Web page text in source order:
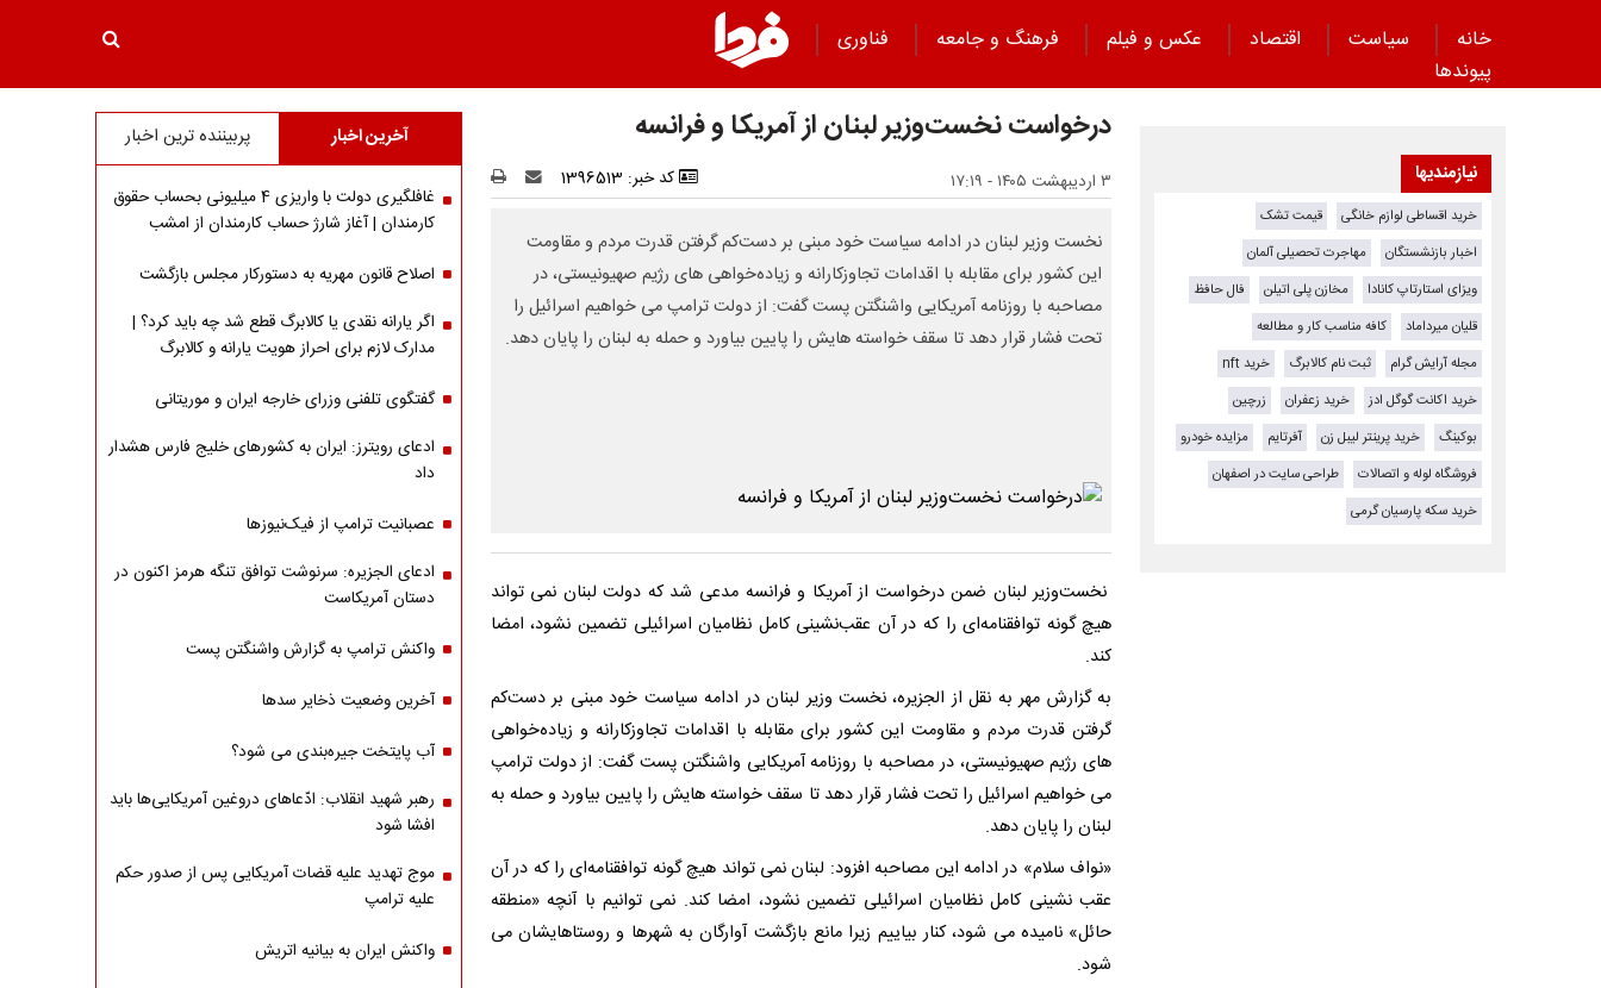
خانه سیاست اقتصاد عکس و فیلم فرهنگ و جامعه
فناوری
پیوند‌ها
درخواست نخست‌وزیر لبنان از آمریکا و فرانسه
۳ اردیبهشت ۱۴۰۵ - ۱۷:۱۹ کد خبر: 1396513
نخست وزیر لبنان در ادامه سیاست خود مبنی بر دست‌کم گرفتن قدرت مردم و مقاومت
این کشور برای مقابله با اقدامات تجاوزکارانه و زیاده‌خواهی های رژیم صهیونیستی، در
مصاحبه با روزنامه آمریکایی واشنگتن پست گفت: از دولت ترامپ می خواهیم اسرائیل را
تحت فشار قرار دهد تا سقف خواسته هایش را پایین بیاورد و حمله به لبنان را پایان دهد.
نخست‌وزیر لبنان ضمن درخواست از آمریکا و فرانسه مدعی شد که دولت لبنان نمی تواند
هیچ گونه توافقنامه‌ای را که در آن عقب‌نشینی کامل نظامیان اسرائیلی تضمین نشود، امضا
کند.
به گزارش مهر به نقل از الجزیره، نخست وزیر لبنان در ادامه سیاست خود مبنی بر دست‌کم
گرفتن قدرت مردم و مقاومت این کشور برای مقابله با اقدامات تجاوزکارانه و زیاده‌خواهی
های رژیم صهیونیستی، در مصاحبه با روزنامه آمریکایی واشنگتن پست گفت: از دولت ترامپ
می خواهیم اسرائیل را تحت فشار قرار دهد تا سقف خواسته هایش را پایین بیاورد و حمله به
لبنان را پایان دهد.
«نواف سلام» در ادامه این مصاحبه افزود: لبنان نمی تواند هیچ گونه توافقنامه‌ای را که در آن
عقب نشینی کامل نظامیان اسرائیلی تضمین نشود، امضا کند. نمی توانیم با آنچه «منطقه
حائل» نامیده می شود، کنار بیاییم زیرا مانع بازگشت آوارگان به شهرها و روستاهایشان می
شود.
نیازمندیها
خرید اقساطی لوازم خانگی
قیمت تشک
اخبار بازنشستگان
مهاجرت تحصیلی آلمان
ویزای استارتاپ کانادا
مخازن پلی اتیلن
فال حافظ
قلیان میرداماد
کافه مناسب کار و مطالعه
مجله آرایش گرام
ثبت نام کالابرگ
خرید nft
خرید اکانت گوگل ادز
خرید زعفران
زرچین
بوکینگ
خرید پرینتر لیبل زن آفرتایم
مزایده خودرو
فروشگاه لوله و اتصالات
طراحی سایت در اصفهان
خرید سکه پارسیان گرمی
آخرین اخبار پربیننده ترین اخبار
غافلگیری دولت با واریزی 4 میلیونی بحساب حقوق
کارمندان | آغاز شارژ حساب کارمندان از امشب
اصلاح قانون مهریه به دستورکار مجلس بازگشت
اگر یارانه نقدی یا کالابرگ قطع شد چه باید کرد؟ |
مدارک لازم برای احراز هویت یارانه و کالابرگ
گفتگوی تلفنی وزرای خارجه ایران و موریتانی
ادعای رویترز: ایران به کشورهای خلیج فارس هشدار
داد
عصبانیت ترامپ از فیک‌نیوزها
ادعای الجزیره: سرنوشت توافق تنگه هرمز اکنون در
دستان آمریکاست
واکنش ترامپ به گزارش واشنگتن پست
آخرین وضعیت ذخایر سدها
آب پایتخت جیره‌بندی می شود؟
رهبر شهید انقلاب: ادّعاهای دروغین آمریکایی‌ها باید
افشا شود
موج تهدید علیه قضات آمریکایی پس از صدور حکم
علیه ترامپ
واکنش ایران به بیانیه اتریش